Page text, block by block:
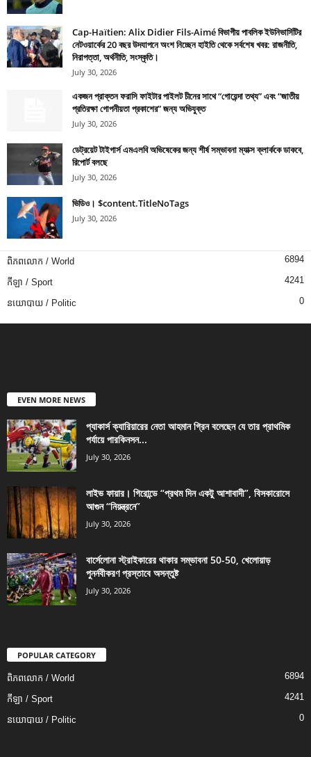
Cap-Haïtien: Alix Didier Fils-Aimé বিভাগীয় পাবলিক ইউনিভার্সিটির
নেটওয়ার্কের 20 বছর উদযাপনে অংশ নিচ্ছেন হাইতি থেকে সর্বশেষ খবর: রাজনীতি,
নিরাপত্তা, অর্থনীতি, সংস্কৃতি।
July 30, 2026
একজন প্রাক্তন ফরাসি ফাইটার পাইলট চীনের সাথে “গোয়েন্দা তথ্য” এবং “জাতীয়
প্রতিরক্ষা গোপনীয়তা প্রকাশের” জন্য অভিযুক্ত
July 30, 2026
ডেট্রয়েট টাইগার্স এমএলবি অভিষেকের জন্য শীর্ষ সম্ভাবনা ম্যাক্স ক্লার্ককে ডাকবে,
রিপোর্ট বলছে
July 30, 2026
ভিডিও। $content.TitleNoTags
July 30, 2026
ពិភពលោក / World 6894
កីឡា / Sport 4241
នយោបាយ / Politic 0
EVEN MORE NEWS
প্যাকার্স ক্যারিয়ারের নেতা আহমান গ্রিন বলেছেন যে তার প্রাথমিক
পর্যায়ে পারকিনসন...
July 30, 2026
লাইভ ফায়ার। গিরোন্ডে “প্রথম দিন একটু আশাবাদী”, বিসকারোসে
আগুন “নিয়ন্ত্রনে”
July 30, 2026
বার্সেলোনা স্ট্রাইকারের থাকার সম্ভাবনা 50-50, খেলোয়াড়
পুনর্নবীকরণ প্রস্তাবে অসন্তুষ্ট
July 30, 2026
POPULAR CATEGORY
ពិភពលោក / World 6894
កីឡា / Sport 4241
នយោបាយ / Politic 0